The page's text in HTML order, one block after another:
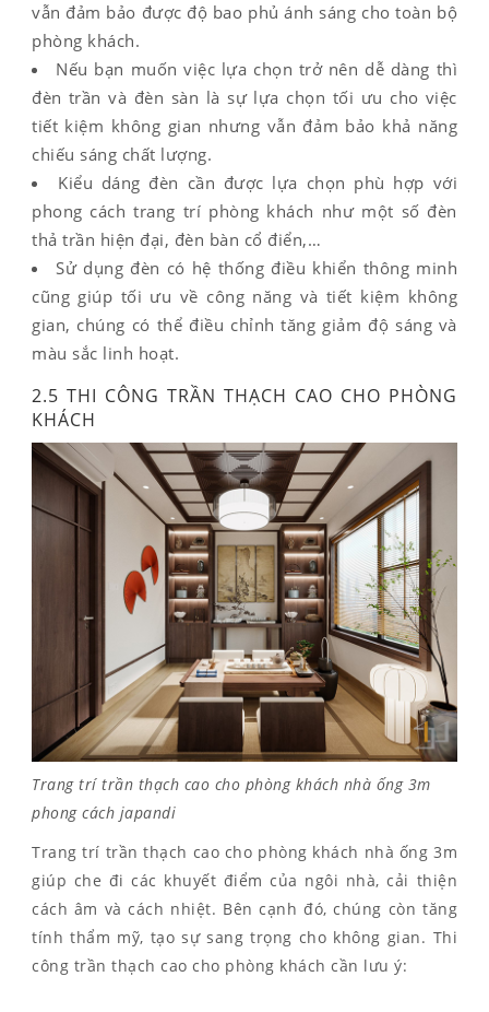
vẫn đảm bảo được độ bao phủ ánh sáng cho toàn bộ
phòng khách.
Nếu bạn muốn việc lựa chọn trở nên dễ dàng thì
đèn trần và đèn sàn là sự lựa chọn tối ưu cho việc
tiết kiệm không gian nhưng vẫn đảm bảo khả năng
chiếu sáng chất lượng.
Kiểu dáng đèn cần được lựa chọn phù hợp với
phong cách trang trí phòng khách như một số đèn
thả trần hiện đại, đèn bàn cổ điển,…
Sử dụng đèn có hệ thống điều khiển thông minh
cũng giúp tối ưu về công năng và tiết kiệm không
gian, chúng có thể điều chỉnh tăng giảm độ sáng và
màu sắc linh hoạt.
2.5 THI CÔNG TRẦN THẠCH CAO CHO PHÒNG
KHÁCH
Trang trí trần thạch cao cho phòng khách nhà ống 3m
phong cách japandi
Trang trí trần thạch cao cho phòng khách nhà ống 3m
giúp che đi các khuyết điểm của ngôi nhà, cải thiện
cách âm và cách nhiệt. Bên cạnh đó, chúng còn tăng
tính thẩm mỹ, tạo sự sang trọng cho không gian. Thi
công trần thạch cao cho phòng khách cần lưu ý: